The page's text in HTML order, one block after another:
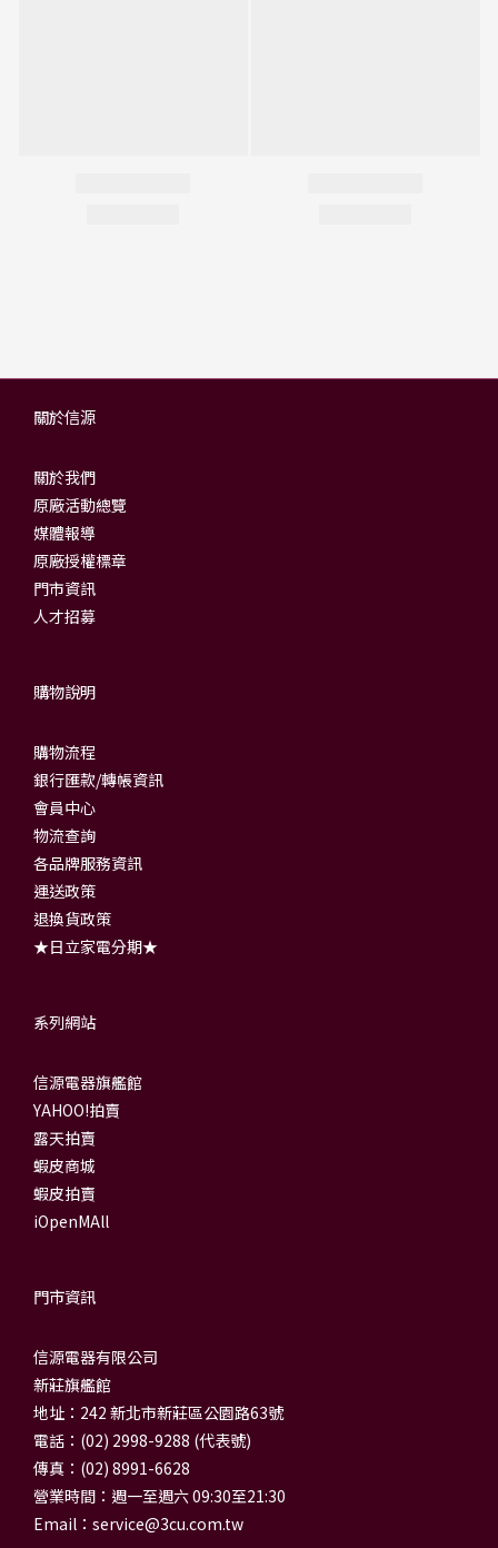
關於信源
關於我們
原廠活動總覽
媒體報導
原廠授權標章
門市資訊
人才招募
購物說明
購物流程
銀行匯款/轉帳資訊
會員中心
物流查詢
各品牌服務資訊
運送政策
退換貨政策
★日立家電分期★
系列網站
信源電器旗艦館
YAHOO!拍賣
露天拍賣
蝦皮商城
蝦皮拍賣
iOpenMAll
門市資訊
信源電器有限公司
新莊旗艦館
地址：242 新北市新莊區公園路63號
電話：(02) 2998-9288 (代表號)
傳真：(02) 8991-6628
營業時間：週一至週六 09:30至21:30
Email： service@3cu.com.tw